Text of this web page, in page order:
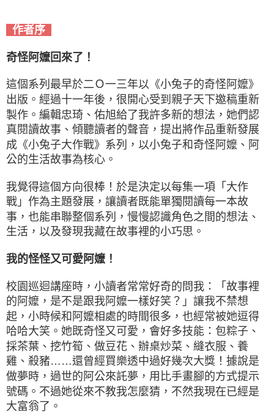
作者序
奇怪阿嬤回來了！
這個系列最早於二Ｏ一三年以《小兔子的奇怪阿嬤》
出版。經過十一年後，很開心受到親子天下邀稿重新
製作。編輯忠琦、佑旭給了我許多新的想法，她們認
真閱讀故事、傾聽讀者的聲音，提出將作品重新發展
成《小兔子大作戰》系列，以小兔子和奇怪阿嬤、阿
公的生活故事為核心。
我覺得這個方向很棒！於是決定以每集一項「大作
戰」作為主題發展，讓讀者既能單獨閱讀每一本故
事，也能串聯整個系列，慢慢認識角色之間的想法、
生活，以及發現我藏在故事裡的小巧思。
我的怪怪又可愛阿嬤！
校園巡迴講座時，小讀者常常好奇的問我：「故事裡
的阿嬤，是不是跟我阿嬤一樣好笑？」讓我不禁想
起，小時候和阿嬤相處的時間很多，也經常被她逗得
哈哈大笑。她既奇怪又可愛，會好多技能：包粽子、
採茶葉、挖竹筍、做豆花、辦桌炒菜、縫衣服、養
雞、殺豬……還曾經買樂透中過好幾次大獎！據說是
做夢時，過世的阿公來託夢，用比手畫腳的方式提示
號碼。不過她從來不教我怎麼猜，不然我現在已經是
大富翁了。